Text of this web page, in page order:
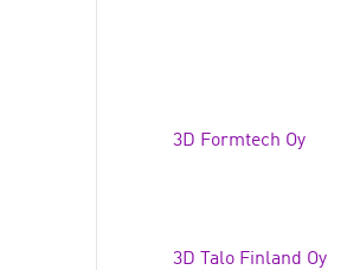
3D Formtech Oy
3D Talo Finland Oy